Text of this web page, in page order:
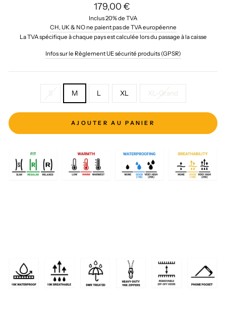
Prix
régulier
179,00 €
Inclus 20% de TVA
CH, UK & NO ne paient pas de TVA européenne
La TVA spécifique à chaque pays est calculée lors du passage à la caisse
Infos sur le Règlement UE sécurité produits (GPSR)
S M L XL XL-Grand
AJOUTER AU PANIER